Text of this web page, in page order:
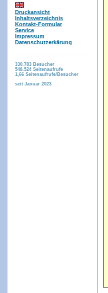
Druckansicht
Inhaltsverzeichnis
Kontakt-Formular
Service
Impressum
Datenschutzerkärung
330.783 Besucher
548.524 Seitenaufrufe
1,66 Seitenaufrufe/Besucher
seit Januar 2023